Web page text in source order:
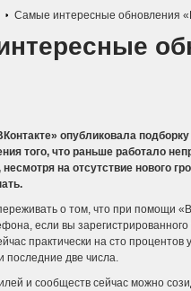
Самые интересные обновления
опубликовала
того, что раньше работало
на отсутствие нового
о том, что при помощи
если вы
практически на сто процентов
последние две числа.
и сообществ сейчас можно